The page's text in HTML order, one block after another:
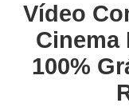
Vídeo
Cinema
100%